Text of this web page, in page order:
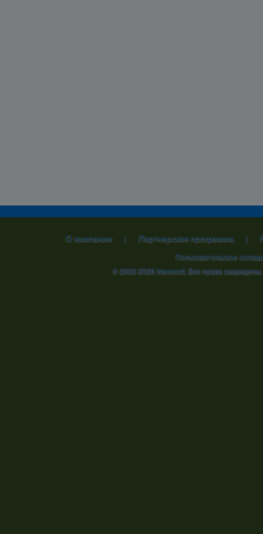
О компании | Партнерская программа |
Пользовательское
© 2002-2026Nevosoft. Все права защищены